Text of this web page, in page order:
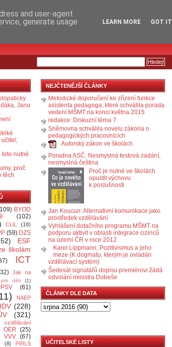
Janu
učitel,
toto nutné
proč
těch
BYOD
(102)
CLIL (18)
(59) DZS
ESF
školám
ICT
Jak na
pro děti (1)
(61)
NAEP
(228)
(321)
OER (25)
VVV (67)
(8)
PIRLS
NEJČTENĚJŠÍ ČLÁNKY
Metodické doporučení ke zřízení funkce
asistenta pedagoga, které schválila porada
vedení MŠMT na konci května 2015
redakce: Diskuzní téma 7
Sněmovna schválila novelu zákona o
pedagogických pracovnících
Autorský zákon ve školách
Poradna ASČ: Nesmyslná testová zadání,
nesmyslná čeština
Proč je nutné ve školách
opustit výchovu
k poslušnosti
Jan Koucun: Alternativní komunikace jako
prostředek vzdělávání
Vyhlášení dotačního programu MŠMT na
podporu aktivit v oblasti integrace cizinců
na území ČR v roce 2012
Karel Lippmann: Pozitivismus a jeho
meze (K dogmatu, kterým je ovládán
vzdělávací systém)
Šedesát signatářů dopisu premiérovi žádá
odvolání ministra Dobeše
ČLÁNKY DLE DATA
UČITELSKÉ LISTY
and user-agent
generate usage
LEARN MORE GOT IT